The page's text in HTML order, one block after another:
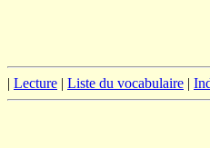
| Lecture | Liste du vocabulaire |